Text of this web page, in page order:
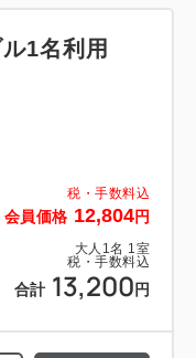
税・手数料込
会員価格 12,804円
大人 1 名 1 室
税・手数料込
合計 13,200 円
ル1名利用